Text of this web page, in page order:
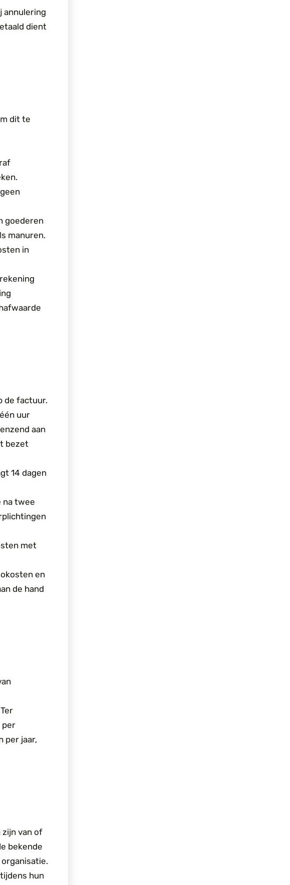
annulering
dient
dit te
goederen
manuren.
in
de factuur.
uur
aan
bezet
14 dagen
na twee
met
en
de hand
per
per jaar,
van of
bekende
hun